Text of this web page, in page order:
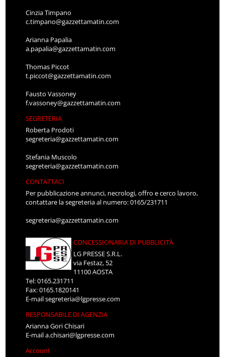
Cinzia Timpano
c.timpano@gazzettamatin.com
Arianna Papalia
a.papalia@gazzettamatin.com
Thomas Piccot
t.piccot@gazzettamatin.com
Fausto Vassoney
f.vassoney@gazzettamatin.com
SEGRETERIA
Roberta Prodoti
segreteria@gazzettamatin.com
Stefania Muscolo
segreteria@gazzettamatin.com
CONTATTACI
Per pubblicazione annunci, necrologi, offro e cerco lavoro,
contattare la segreteria al numero: 0165/231711
segreteria@gazzettamatin.com
CONCESSIONARIA DI PUBBLICITÀ
LG PRESSE S.R.L.
via Festaz, 52
11100 AOSTA
Tel: 0165.231711
Fax: 0165.1820141
E-mailsegreteria@lgpresse.com
RESPONSABILE DI AGENZIA
Arianna Gori Chisari
E-maila.chisari@lgpresse.com
Account